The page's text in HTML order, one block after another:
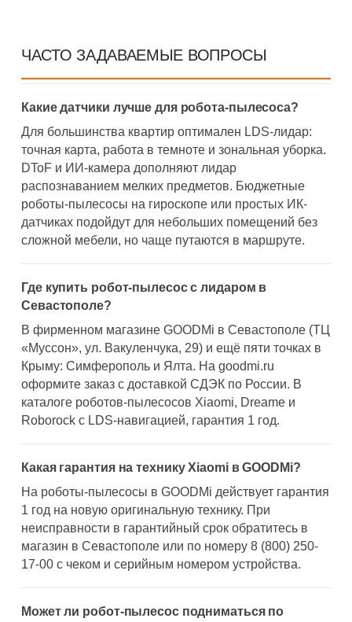
ЧАСТО ЗАДАВАЕМЫЕ ВОПРОСЫ
Какие датчики лучше для робота-пылесоса?
Для большинства квартир оптимален LDS-лидар:
точная карта, работа в темноте и зональная уборка.
DToF и ИИ-камера дополняют лидар
распознаванием мелких предметов. Бюджетные
роботы-пылесосы на гироскопе или простых ИК-
датчиках подойдут для небольших помещений без
сложной мебели, но чаще путаются в маршруте.
Где купить робот-пылесос с лидаром в
Севастополе?
В фирменном магазине GOODMi в Севастополе (ТЦ
«Муссон», ул. Вакуленчука, 29) и ещё пяти точках в
Крыму: Симферополь и Ялта. На goodmi.ru
оформите заказ с доставкой СДЭК по России. В
каталоге роботов-пылесосов Xiaomi, Dreame и
Roborock с LDS-навигацией, гарантия 1 год.
Какая гарантия на технику Xiaomi в GOODMi?
На роботы-пылесосы в GOODMi действует гарантия
1 год на новую оригинальную технику. При
неисправности в гарантийный срок обратитесь в
магазин в Севастополе или по номеру 8 (800) 250-
17-00 с чеком и серийным номером устройства.
Может ли робот-пылесос подниматься по